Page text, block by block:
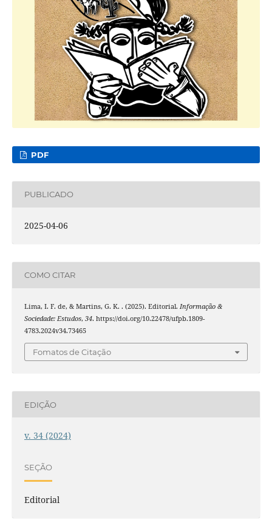
PDF
PUBLICADO
2025-04-06
COMO CITAR
Lima, I. F. de, & Martins, G. K. . (2025). Editorial. Informação &
Sociedade: Estudos, 34. https://doi.org/10.22478/ufpb.1809-
4783.2024v34.73465
Fomatos de Citação
EDIÇÃO
v. 34 (2024)
SEÇÃO
Editorial